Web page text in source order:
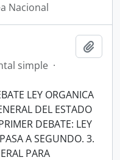
Nacional
simple ·
LEY ORGANICA
DEL ESTADO
DEBATE: LEY
A SEGUNDO. 3.
PARA